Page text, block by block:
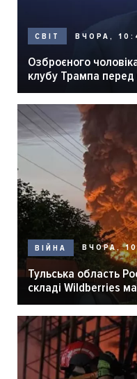
СВІТ ВЧОРА,
Озброєного
клубу Трампа перед
ВІЙНА ВЧОРА,
Тульська область
складі Wildberries